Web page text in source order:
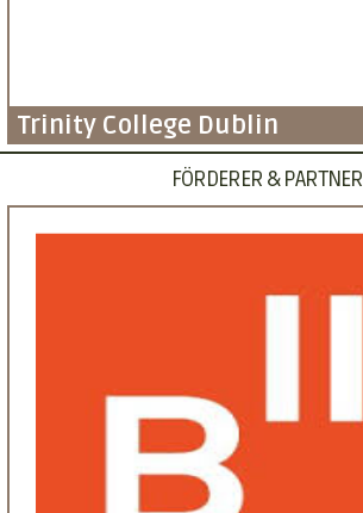
Trinity College Dublin
FÖRDERER & PARTNER